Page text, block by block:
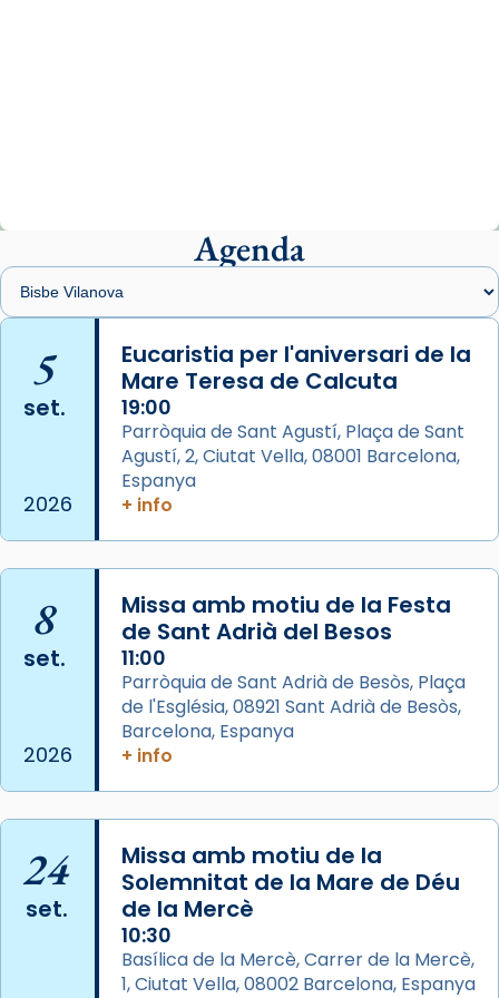
presidit aquest 27 de juliol la missa de Les
Santes de Mataró.
🔗
📸 J. Merino
Photo
View on Facebook ·
Arquebisbat de Barcelona
de Barcelona.
2 weeks ago
comitè organitzador de la visita apostòlica
del Sant Pare Lleó XIV a Barcelona, i als
col·laboradors, a la Catedral de Barcelona.
L’arquebisbe de Barcelona, el cardenal Joan
Josep Omella, ha presidit la missa i l’ha
concelebrat el bisbe auxiliar de Barcelona,
Mons. David Abadías.
📸 Dr. G. Simón
Photo
View on Facebook · Share
Arquebisbat de Barcelona
2 weeks ago
Agenda
5
set.
2026
Eucaristia per l'aniversari de la
Mare Teresa de Calcuta
19:00
Parròquia de Sant Agustí, Plaça de Sant
Agustí, 2, Ciutat Vella, 08001 Barcelona,
Espanya
+ info
8
set.
2026
Missa amb motiu de la Festa
de Sant Adrià del Besos
11:00
Parròquia de Sant Adrià de Besòs, Plaça
de l'Església, 08921 Sant Adrià de Besòs,
Barcelona, Espanya
+ info
24
set.
Missa amb motiu de la
Solemnitat de la Mare de Déu
de la Mercè
10:30
Basílica de la Mercè, Carrer de la Mercè,
1, Ciutat Vella, 08002 Barcelona, Espanya